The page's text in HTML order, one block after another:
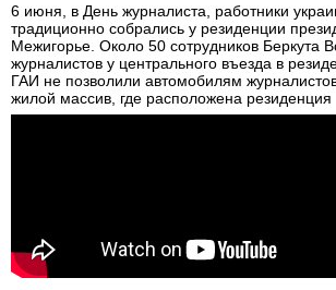
6 июня, в День журналиста, работники
традиционно собрались у резиденции
Межигорье. Около 50 сотрудников Беркута
журналистов у центрального въезда в
ГАИ не позволили автомобилям
жилой массив, где расположена резиденция